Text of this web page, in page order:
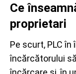
Ce
proprietari
Pe scurt, PLC
încărcătorului